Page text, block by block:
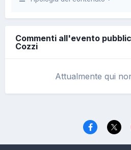
Commenti all'evento
Cozzi
Attualmente qui